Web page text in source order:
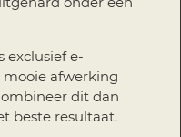
exclusief e-
mooie afwerking
dit dan
beste resultaat.